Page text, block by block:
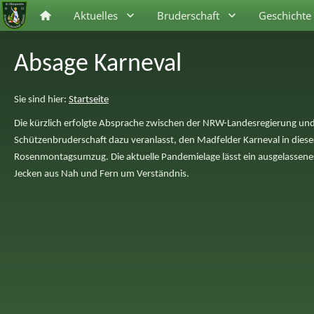
Aktuelles Bruderschaft Geschichte
Absage Karneval
Sie sind hier: Startseite
Die kürzlich erfolgte Absprache zwischen der NRW-Landesregierung
Schützenbruderschaft dazu veranlasst, den Madfelder Karneval in
Rosenmontagsumzug. Die aktuelle Pandemielage lässt ein
Jecken aus Nah und Fern um Verständnis.